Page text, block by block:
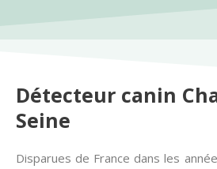
Détecteur canin
Seine
Disparues de France dans les